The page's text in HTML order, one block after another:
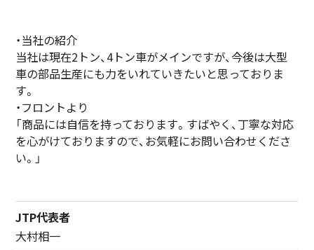
・当社の紹介
当社は現在2トン、4トン車がメインですが、今後は大型
車の部品生産にも力をいれていきたいと思っておりま
す。
・フロントより
「商品には自信を持っております。すばやく、丁寧な対応
を心がけておりますので、お気軽にお問い合わせくださ
い。」
JTP代表者
大村相一